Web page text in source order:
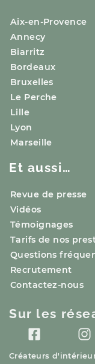
Aix-en-Provence
Annecy
Biarritz
Bordeaux
Bruxelles
Le Perche
Lille
Lyon
Marseille
Et aussi…
Revue de presse
Vidéos
Témoignages
Tarifs de nos
Questions
Recrutement
Contactez-nous
Créateurs
Sur les